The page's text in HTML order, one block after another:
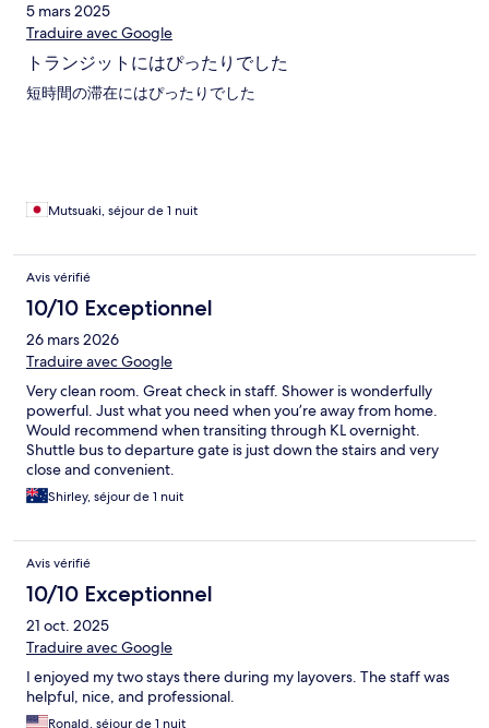
5 mars 2025
Traduire avec Google
トランジットにはぴったりでした
短時間の滞在にはぴったりでした
Mutsuaki, séjour de 1 nuit
Avis vérifié
10/10 Exceptionnel
26 mars 2026
Traduire avec Google
Very clean room. Great check in staff. Shower is wonderfully
powerful. Just what you need when you’re away from home.
Would recommend when transiting through KL overnight.
Shuttle bus to departure gate is just down the stairs and very
close and convenient.
Shirley, séjour de 1 nuit
Avis vérifié
10/10 Exceptionnel
21 oct. 2025
Traduire avec Google
I enjoyed my two stays there during my layovers. The staff was
helpful, nice, and professional.
Ronald, séjour de 1 nuit